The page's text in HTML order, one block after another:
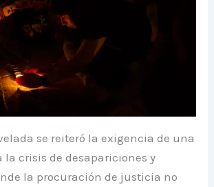
se reiteró la exigencia de una
la crisis de desapariciones y
la procuración de justicia no